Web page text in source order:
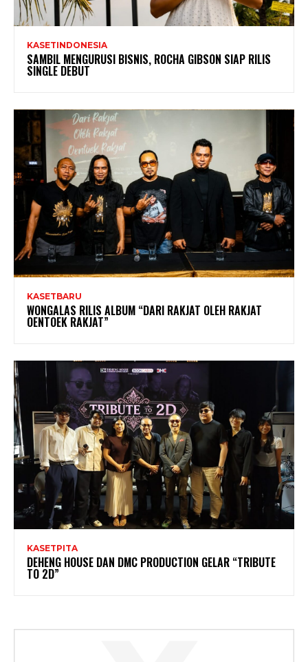
KASETINDONESIA
SAMBIL MENGURUSI BISNIS, ROCHA GIBSON SIAP RILIS
SINGLE DEBUT
KASETBARU
WONGALAS RILIS ALBUM “DARI RAKJAT OLEH RAKJAT
OENTOEK RAKJAT”
KASETPITA
DEHENG HOUSE DAN DMC PRODUCTION GELAR “TRIBUTE
TO 2D”